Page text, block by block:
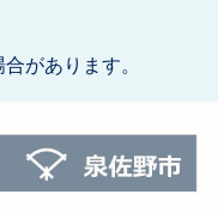
があります。